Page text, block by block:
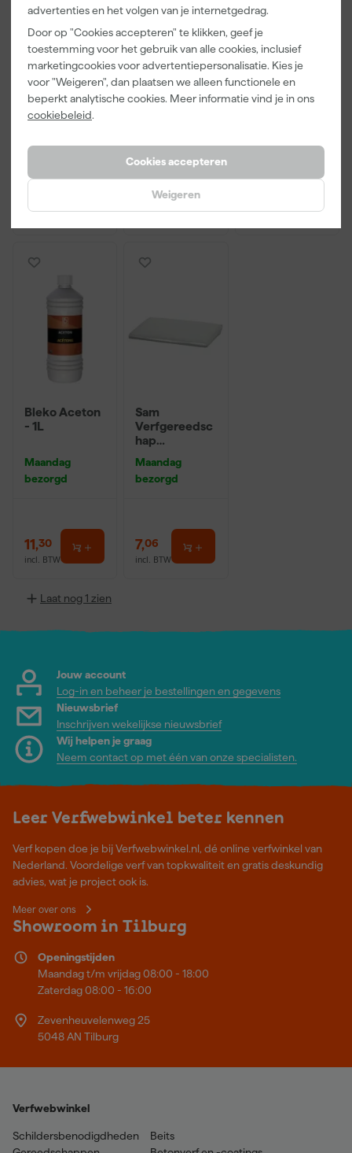
advertenties en het volgen van je internetgedrag.
Door op "Cookies accepteren" te klikken, geef je
toestemming voor het gebruik van alle cookies, inclusief
marketingcookies voor advertentiepersonalisatie. Kies je
voor "Weigeren", dan plaatsen we alleen functionele en
beperkt analytische cookies. Meer informatie vind je in ons
cookiebeleid.
Cookies accepteren
Weigeren
Anza PRO
Maxi Micmex
- 25cm
Maandag
incl. BTW
Klingspor
Schuurvel
Waterproof
133,00
incl. BTW
Anza PRO
Schildershand
schoen - maat
incl. BTW
Bleko Aceton
- 1L
Maandag
bezorgd
11,30
incl. BTW
Sam
Verfgereedsc
hap
- 4mx5m
Maandag
bezorgd
7,06
incl. BTW
Laat nog 1 zien
Jouw account
Log-in en beheer je bestellingen en gegevens
Nieuwsbrief
Inschrijven wekelijkse nieuwsbrief
Wij helpen je graag
Neem contact op met één van onze specialisten.
Leer Verfwebwinkel beter kennen
Verf kopen doe je bij Verfwebwinkel.nl, dé online verfwinkel van
Nederland. Voordelige verf van topkwaliteit en gratis deskundig
advies, wat je project ook is.
Meer over ons
Showroom in Tilburg
Openingstijden
Maandag t/m vrijdag 08:00 - 18:00
Zaterdag 08:00 - 16:00
Zevenheuvelenweg 25
5048 AN Tilburg
Verfwebwinkel
Schildersbenodigdheden
Beits